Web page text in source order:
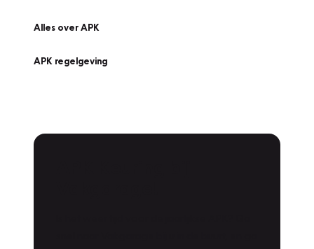
Alles over APK
APK regelgeving